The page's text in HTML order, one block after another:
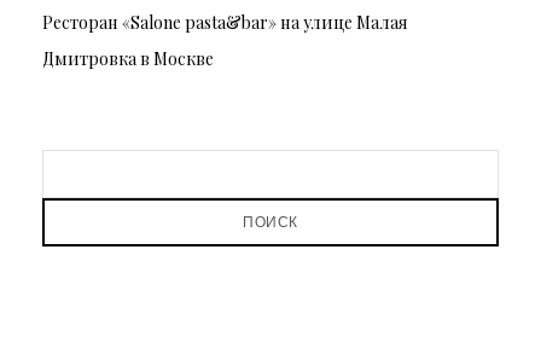
Ресторан «Salone pasta&bar» на улице Малая
Дмитровка в Москве
ПОИСК